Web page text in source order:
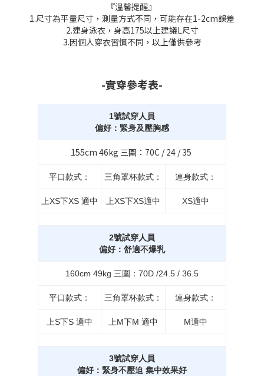
『溫馨提醒』
1.尺寸為平量尺寸，測量方式不同，可能存在1-2cm誤差
2.連身泳衣，身高175以上建議L尺寸
3.因個人穿衣習慣不同，以上僅供參考
-實穿參考表-
1號試穿人員
偏好：緊身及壓胸感
155cm 46kg 三圍：70C / 24 / 35
平口款式： 三角罩杯款式： 連身款式：
上XS下XS 適中 上XS下XS適中 XS適中
2號試穿人員
偏好：舒適不爆乳
160cm 49kg 三圍：70D /24.5 / 36.5
平口款式： 三角罩杯款式： 連身款式：
上S下S 適中 上M下M 適中 M適中
3號試穿人員
偏好：緊身不壓迫 集中效果好